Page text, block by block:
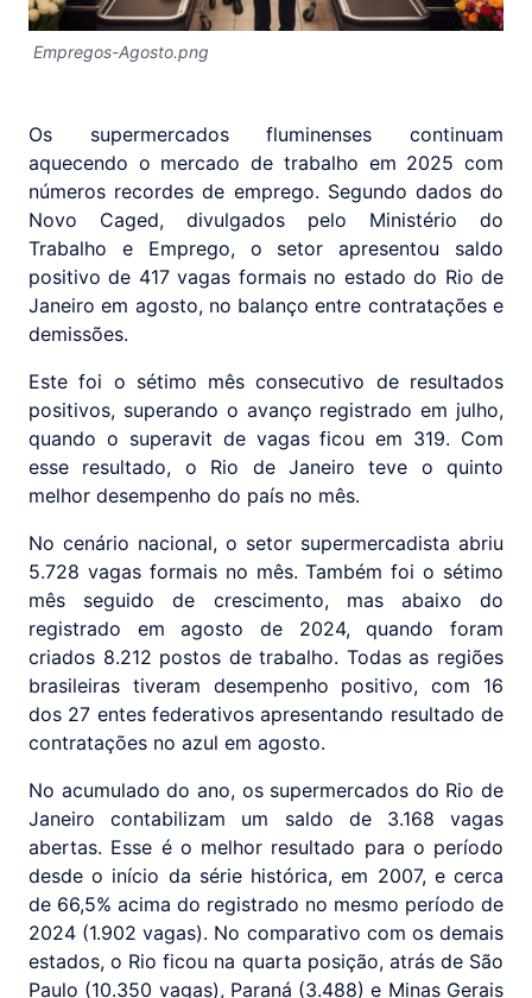
Empregos-Agosto.png
Os supermercados fluminenses continuam
aquecendo o mercado de trabalho em 2025 com
números recordes de emprego. Segundo dados do
Novo Caged, divulgados pelo Ministério do
Trabalho e Emprego, o setor apresentou saldo
positivo de 417 vagas formais no estado do Rio de
Janeiro em agosto, no balanço entre contratações e
demissões.
Este foi o sétimo mês consecutivo de resultados
positivos, superando o avanço registrado em julho,
quando o superavit de vagas ficou em 319. Com
esse resultado, o Rio de Janeiro teve o quinto
melhor desempenho do país no mês.
No cenário nacional, o setor supermercadista abriu
5.728 vagas formais no mês. Também foi o sétimo
mês seguido de crescimento, mas abaixo do
registrado em agosto de 2024, quando foram
criados 8.212 postos de trabalho. Todas as regiões
brasileiras tiveram desempenho positivo, com 16
dos 27 entes federativos apresentando resultado de
contratações no azul em agosto.
No acumulado do ano, os supermercados do Rio de
Janeiro contabilizam um saldo de 3.168 vagas
abertas. Esse é o melhor resultado para o período
desde o início da série histórica, em 2007, e cerca
de 66,5% acima do registrado no mesmo período de
2024 (1.902 vagas). No comparativo com os demais
estados, o Rio ficou na quarta posição, atrás de São
Paulo (10.350 vagas), Paraná (3.488) e Minas Gerais